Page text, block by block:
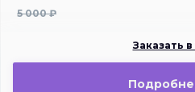
5 000 ₽
Заказать в